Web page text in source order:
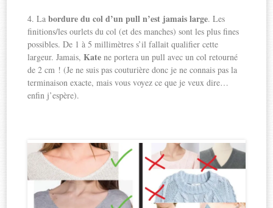
4. Labordure du col d’un pull n’est jamais large. Les
finitions/les ourlets du col (et des manches) sont les plus fines
possibles. De 1 à 5 millimètres s’il fallait qualifier cette
largeur. Jamais,Kate ne portera un pull avec un col retourné
de 2 cm ! (Je ne suis pas couturière donc je ne connais pas la
terminaison exacte, mais vous voyez ce que je veux dire…
enfin j’espère).